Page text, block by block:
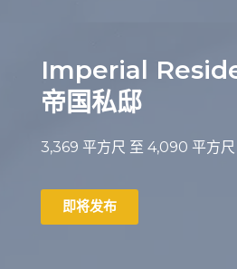
Imperial
帝国私邸
3,369 平方尺 至 4,090 平方尺
即将发布